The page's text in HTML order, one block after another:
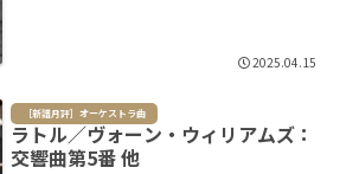
2025.04.15
［新譜月評］オーケストラ曲
ラトル／ヴォーン・ウィリアムズ：
交響曲第5番 他